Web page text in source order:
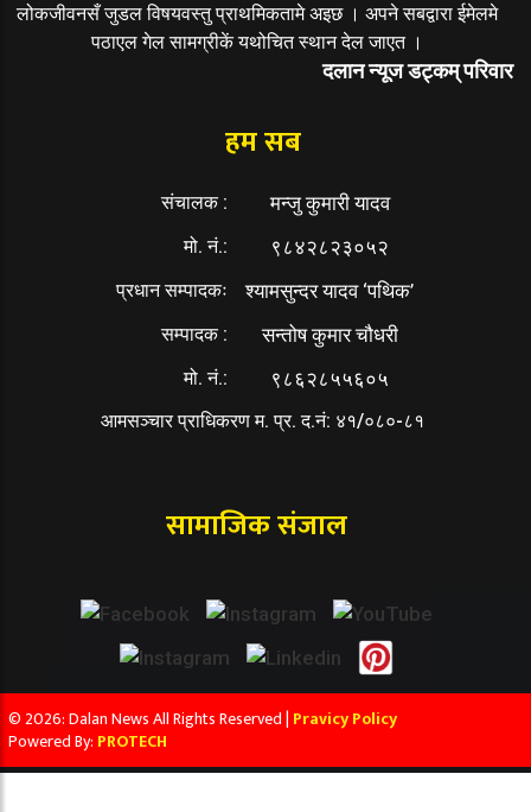
लोकजीवनसँ जुडल विषयवस्तु प्राथमिकतामे अइछ । अपने सबद्वारा ईमेलमे
पठाएल गेल सामग्रीकें यथोचित स्थान देल जाएत ।
दलान न्यूज डट्कम् परिवार
हम सब
संचालक : मन्जु कुमारी यादव
मो. नं.: ९८४२८२३०५२
प्रधान सम्पादकः श्यामसुन्दर यादव ‘पथिक’
सम्पादक : सन्तोष कुमार चौधरी
मो. नं.: ९८६२८५५६०५
आमसञ्चार प्राधिकरण म. प्र. द.नं: ४१/०८०-८१
सामाजिक संजाल
© 2026: Dalan News All Rights Reserved | Pravicy Policy
Powered By: PROTECH